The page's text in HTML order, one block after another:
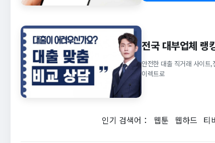
전국 대부업체 랭
안전한 대출 직거래 사이트
이렉트로
인기 검색어： 웹툰 웹하드 티